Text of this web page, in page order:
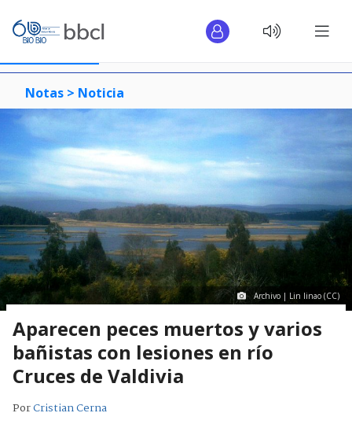
Notas > Noticia
Archivo | Lin linao (CC)
Aparecen peces muertos y varios
bañistas con lesiones en río
Cruces de Valdivia
PorCristian Cerna